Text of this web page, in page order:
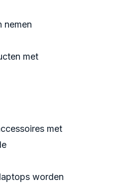
nemen
met
met
worden